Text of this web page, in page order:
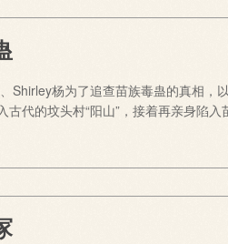
杨为了追查苗族毒蛊的真相，
代的坟头村“阳山”，接着再亲身陷